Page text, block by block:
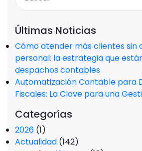
Últimas Noticias
Cómo atender más clientes
personal: la estrategia que
despachos contables
Automatización Contable para
Fiscales: La Clave para una
Categorías
2026 (1)
Actualidad (142)